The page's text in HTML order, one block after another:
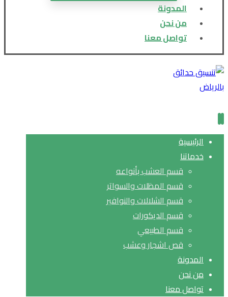
المدونة
من نحن
تواصل معنا
الرئيسية
خدماتنا
قسم العشب بأنواعه
قسم المظلات والسواتر
قسم الشلالات والنوافير
قسم الديكورات
قسم الطبيعي
قص اشجار وعشب
المدونة
من نحن
تواصل معنا